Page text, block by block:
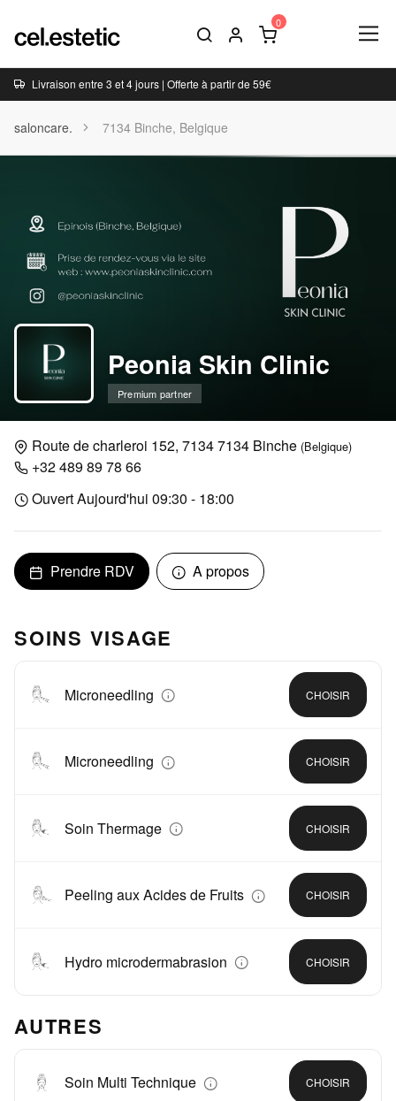
Livraison entre 3 et 4 jours | Offerte à partir de 59€
saloncare. 7134 Binche, Belgique
Peonia Skin Clinic
Premium partner
Route de charleroi 152, 7134 7134 Binche (Belgique)
+32 489 89 78 66
Ouvert Aujourd'hui 09:30 - 18:00
Prendre RDV A propos
SOINS VISAGE
Microneedling CHOISIR
Microneedling CHOISIR
Soin Thermage CHOISIR
Peeling aux Acides de Fruits CHOISIR
Hydro microdermabrasion CHOISIR
AUTRES
Soin Multi Technique CHOISIR